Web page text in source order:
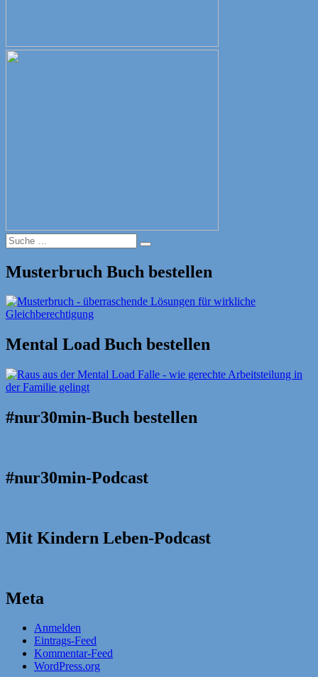
Suche
nach:
Suche
Musterbruch Buch bestellen
Mental Load Buch bestellen
#nur30min-Buch bestellen
#nur30min-Podcast
Mit Kindern Leben-Podcast
Meta
Anmelden
Eintrags-Feed
Kommentar-Feed
WordPress.org